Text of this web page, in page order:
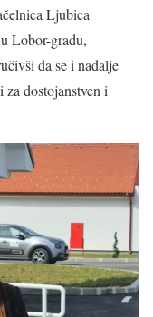
Ljubica
Lobor-gradu,
da se i nadalje
dostojanstven i